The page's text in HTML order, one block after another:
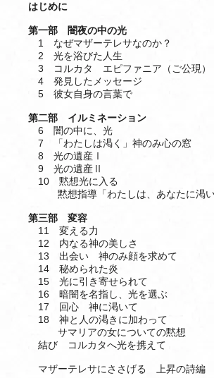
はじめに
第一部 闇夜の中の光
1 なぜマザーテレサなのか？
2 光を浴びた人生
3 コルカタ エピファニア（ご公現）
4 発見したメッセージ
5 彼女自身の言葉で
第二部 イルミネーション
6 闇の中に、光
7 「わたしは渇く」神のみ心の窓
8 光の遺産Ⅰ
9 光の遺産Ⅱ
10 黙想光に入る
黙想指導「わたしは、あなたに渇い
第三部 変容
11 変える力
12 内なる神の美しさ
13 出会い 神のみ顔を求めて
14 秘められた炎
15 光に引き寄せられて
16 暗闇を名指し、光を選ぶ
17 回心 神に渇いて
18 神と人の渇きに加わって
サマリアの女についての黙想
結び コルカタへ光を携えて
マザーテレサにささげる 上昇の詩編